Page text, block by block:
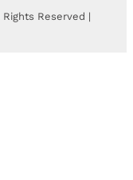
Reserved |